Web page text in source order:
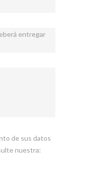
entregar
de sus datos
nuestra: